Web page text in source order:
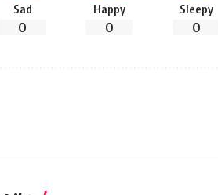
Sad
0
Happy
0
Sleepy
0